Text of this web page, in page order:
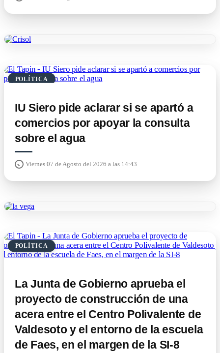
POLÍTICA
IU Siero pide aclarar si se apartó a
comercios por apoyar la consulta
sobre el agua
Viernes 07 de Agosto del 2026 a las 14:43
POLÍTICA
La Junta de Gobierno aprueba el
proyecto de construcción de una
acera entre el Centro Polivalente de
Valdesoto y el entorno de la escuela
de Faes, en el margen de la SI-8